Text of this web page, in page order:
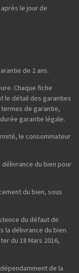
le jour de
de 2 ans.
Chaque fiche
le détail des garanties
de garantie,
garantie légale.
le consommateur
du bien pour
du bien, sous
du défaut de
la délivrance du bien.
du 18 Mars 2016,
de la